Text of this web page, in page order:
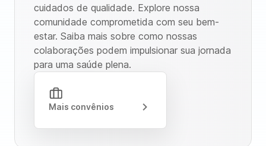
cuidados de qualidade. Explore nossa
comunidade comprometida com seu bem-
estar. Saiba mais sobre como nossas
colaborações podem impulsionar sua jornada
para uma saúde plena.
Mais convênios